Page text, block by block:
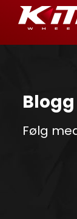
Følg